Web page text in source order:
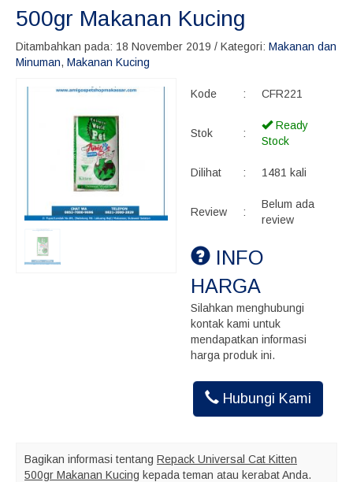
500gr Makanan Kucing
Ditambahkan pada: 18 November 2019 / Kategori: Makanan dan
Minuman, Makanan Kucing
Kode : CFR221
Stok :
Ready
Stock
Dilihat : 1481 kali
Review :
Belum ada
review
INFO
HARGA
Silahkan menghubungi
kontak kami untuk
mendapatkan informasi
harga produk ini.
Hubungi Kami
Bagikan informasi tentang Repack Universal Cat Kitten
500gr Makanan Kucing kepada teman atau kerabat Anda.